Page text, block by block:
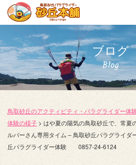
ブログ
Blog
鳥取砂丘のアクティビティ・パラグライダー体
体験の様子 > はや夏の陽気の鳥取砂丘で、常夏
ルバーさん専用タイム – 鳥取砂丘パラグライダ
丘パラグライダー体験 0857-24-6124